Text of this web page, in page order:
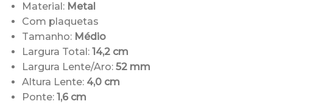
Material: Metal
Com plaquetas
Tamanho: Médio
Largura Total: 14,2 cm
Largura Lente/Aro:52 mm
Altura Lente: 4,0 cm
Ponte: 1,6 cm